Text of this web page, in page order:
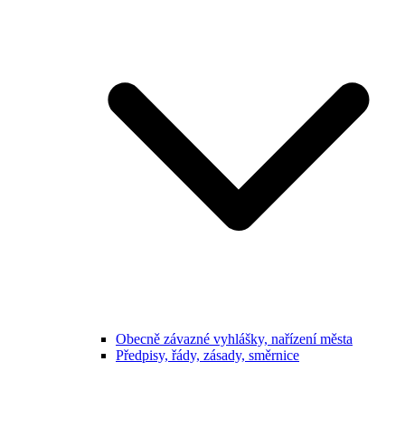
Obecně závazné vyhlášky, nařízení města
Předpisy, řády, zásady, směrnice